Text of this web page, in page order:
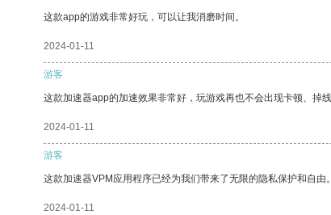
这款app的游戏非常好玩，可以让我消磨时间。
2024-01-11
游客
这款加速器app的加速效果非常好，玩游戏再也不会出现卡顿、掉
2024-01-11
游客
这款加速器VPM应用程序已经为我们带来了无限的隐私保护和自由。
2024-01-11